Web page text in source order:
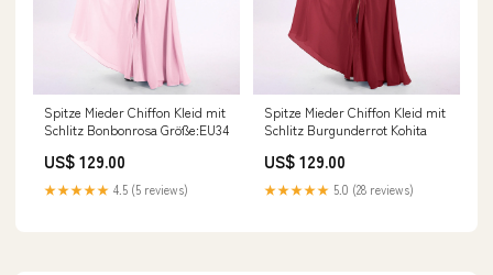
Spitze Mieder Chiffon Kleid mit
Schlitz Bonbonrosa Größe:EU34
US$ 129.00
★★★★★ 4.5 (5 reviews)
Spitze Mieder Chiffon Kleid mit
Schlitz Burgunderrot Kohita
US$ 129.00
★★★★★ 5.0 (28 reviews)